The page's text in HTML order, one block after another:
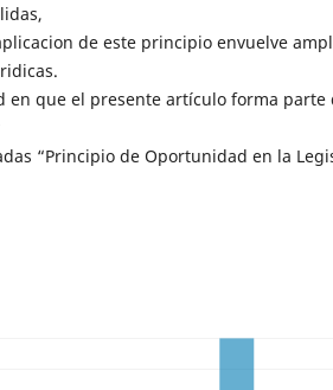
de este principio envuelve
en que el presente artículo forma
“Principio de Oportunidad en la